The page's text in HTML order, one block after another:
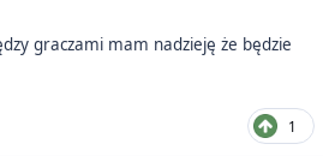
graczami mam nadzieję że będzie
1